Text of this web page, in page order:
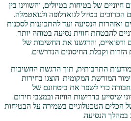
של בטיחות בטיולים, והשווינו בין
הכרוכים בטיול לגואדלופה ולגואטמלה.
ואזהרות הנסיעה ועד להתכוננות לסכנות
להבטחת חווית נסיעה בטוחה יותר.
ורפואיים, והדגשנו את החשיבות של
וקבלת החיסונים הנדרשים.
התרבותית, תוך הדגשת החשיבות
המורשת המקומית. הוצגו בחירות
כדי לשפר את ביטחונם של
שיסייע בדרישות הוויזה ובמצבי חירום.
הכלים הטכנולוגיים בשמירה על הבטיחות
במהלך הנסיעה.